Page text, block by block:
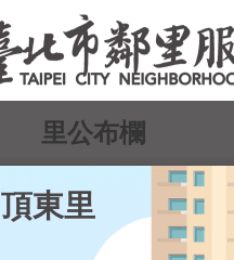
頂東里
里公布欄